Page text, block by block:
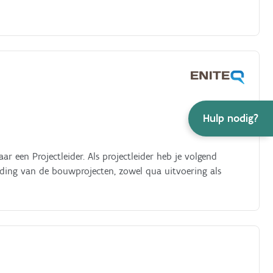
Hulp nodig?
en subsidiedossiers Stakeholders verbinden: Je
van het Agentschap Onroerend
een Projectleider. Als projectleider heb je volgend
van de bouwprojecten, zowel qua uitvoering als